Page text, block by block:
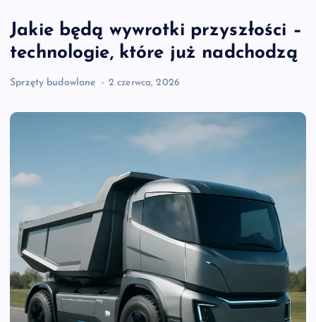
Jakie będą wywrotki przyszłości –
technologie, które już nadchodzą
Sprzęty budowlane 2 czerwca, 2026